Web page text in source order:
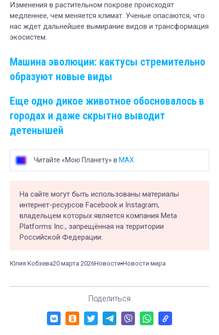
Изменения в растительном покрове происходят
медленнее, чем меняется климат. Ученые опасаются, что
нас ждет дальнейшее вымирание видов и трансформация
экосистем.
Машина эволюции: кактусы стремительно
образуют новые виды
Еще одно дикое животное обосновалось в
городах и даже скрытно выводит
детенышей
Читайте «Мою Планету» в MAX
На сайте могут быть использованы материалы
интернет-ресурсов Facebook и Instagram,
владельцем которых является компания Meta
Platforms Inc., запрещённая на территории
Российской Федерации.
Юлия Кобзева20 марта 2026Новости Новости мира
Поделиться